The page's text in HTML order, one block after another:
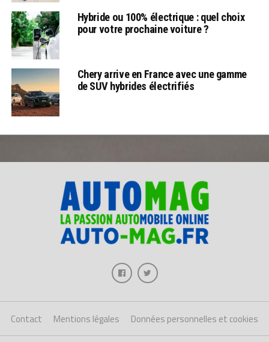
Hybride ou 100% électrique : quel choix
pour votre prochaine voiture ?
Chery arrive en France avec une gamme
de SUV hybrides électrifiés
Contact Mentions légales Données personnelles et cookies